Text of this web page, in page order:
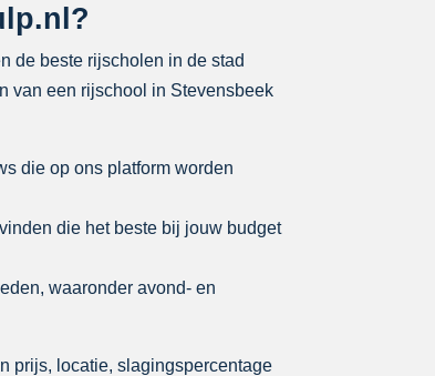
de beste rijscholen in de stad
van een rijschool in Stevensbeek
die op ons platform worden
die het beste bij jouw budget
waaronder avond- en
prijs, locatie, slagingspercentage